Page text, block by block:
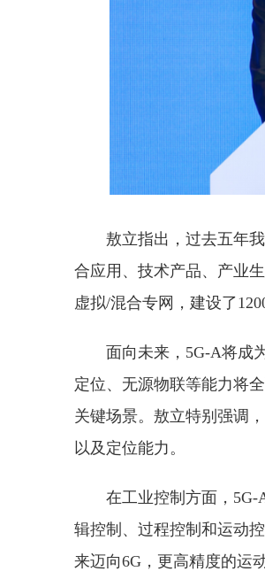
敖立指出，过去五年
合应用、技术产品、产业
虚拟/混合专网，建设了
面向未来，5G-A将成
定位、无源物联等能力将
关键场景。敖立特别强调
以及定位能力。
在工业控制方面，5G-
辑控制、过程控制和运动
来迈向6G，更高精度的运